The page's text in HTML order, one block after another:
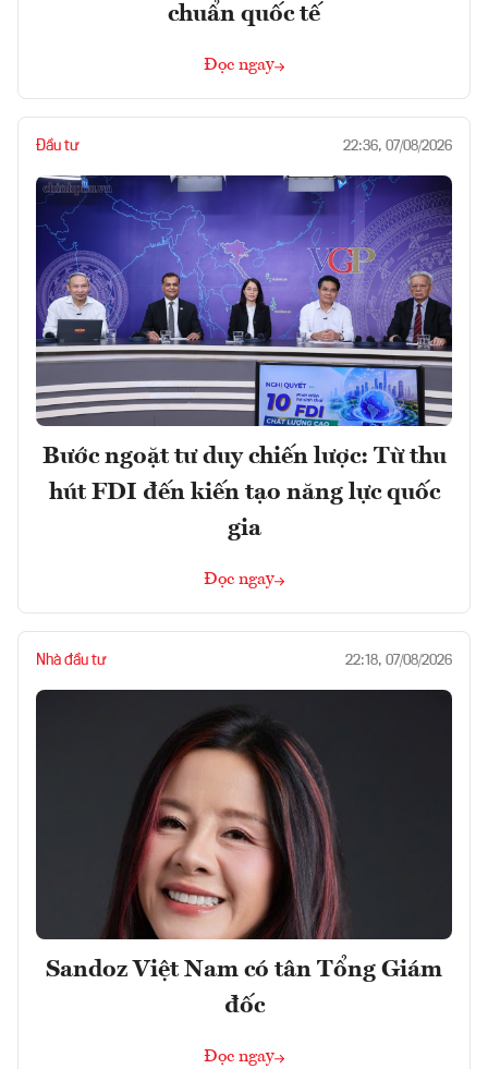
chuẩn quốc tế
Đọc ngay
Đầu tư 22:36, 07/08/2026
Bước ngoặt tư duy chiến lược: Từ thu
hút FDI đến kiến tạo năng lực quốc
gia
Đọc ngay
Nhà đầu tư 22:18, 07/08/2026
Sandoz Việt Nam có tân Tổng Giám
đốc
Đọc ngay